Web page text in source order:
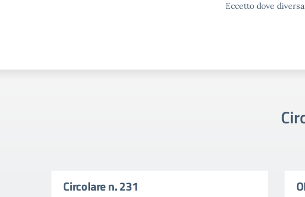
Eccetto dove
Circolare n. 231